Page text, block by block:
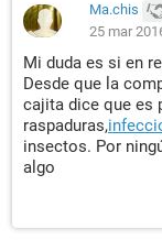
Ma.chis
25 mar
Mi duda es si en
Desde que la
cajita dice que es
raspaduras,
insectos. Por
algo